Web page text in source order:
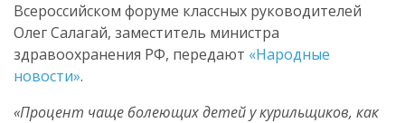
Всероссийском форуме классных руководителей
Олег Салагай, заместитель министра
здравоохранения РФ, передают «Народные
новости».
«Процент чаще болеющих детей у курильщиков, как